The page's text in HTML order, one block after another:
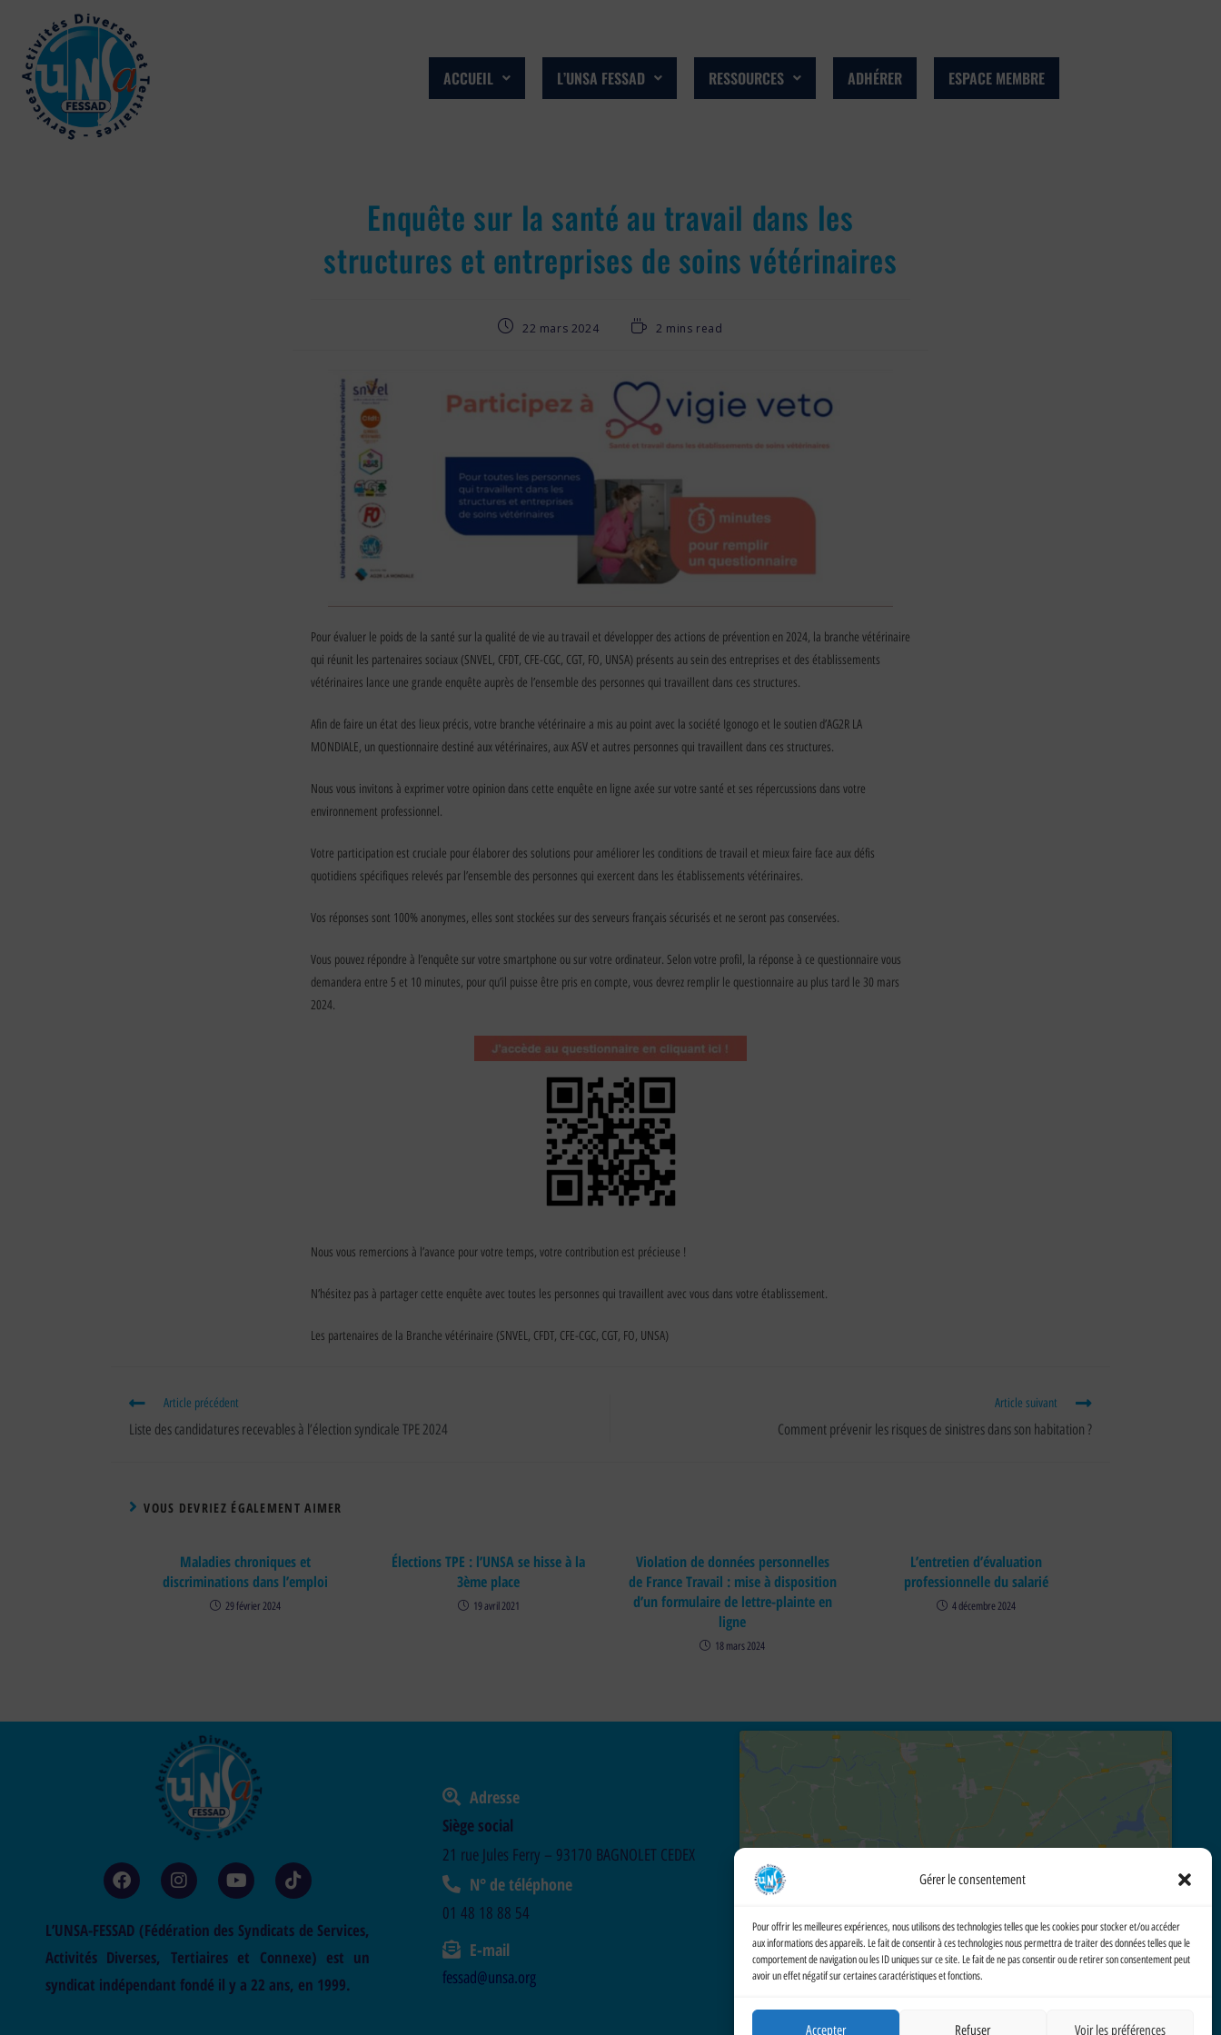
Gérer le consentement
Pour offrir les meilleures expériences, nous utilisons des technologies telles que les cookies pour stocker et/ou accéder
aux informations des appareils. Le fait de consentir à ces technologies nous permettra de traiter des données telles que le
comportement de navigation ou les ID uniques sur ce site. Le fait de ne pas consentir ou de retirer son consentement peut
avoir un effet négatif sur certaines caractéristiques et fonctions.
Accepter Refuser Voir les préférences
ACCUEIL L’UNSA FESSAD RESSOURCES ADHÉRER ESPACE MEMBRE
Enquête sur la santé au travail dans les
structures et entreprises de soins vétérinaires
22 mars 2024 2 mins read
Pour évaluer le poids de la santé sur la qualité de vie au travail et développer des actions de prévention en 2024, la branche vétérinaire
qui réunit les partenaires sociaux (SNVEL, CFDT, CFE-CGC, CGT, FO, UNSA) présents au sein des entreprises et des établissements
vétérinaires lance une grande enquête auprès de l’ensemble des personnes qui travaillent dans ces structures.
Afin de faire un état des lieux précis, votre branche vétérinaire a mis au point avec la société Igonogo et le soutien d’AG2R LA
MONDIALE, un questionnaire destiné aux vétérinaires, aux ASV et autres personnes qui travaillent dans ces structures.
Nous vous invitons à exprimer votre opinion dans cette enquête en ligne axée sur votre santé et ses répercussions dans votre
environnement professionnel.
Votre participation est cruciale pour élaborer des solutions pour améliorer les conditions de travail et mieux faire face aux défis
quotidiens spécifiques relevés par l’ensemble des personnes qui exercent dans les établissements vétérinaires.
Vos réponses sont 100% anonymes, elles sont stockées sur des serveurs français sécurisés et ne seront pas conservées.
Vous pouvez répondre à l’enquête sur votre smartphone ou sur votre ordinateur. Selon votre profil, la réponse à ce questionnaire vous
demandera entre 5 et 10 minutes, pour qu’il puisse être pris en compte, vous devrez remplir le questionnaire au plus tard le 30 mars
2024.
Nous vous remercions à l’avance pour votre temps, votre contribution est précieuse !
N’hésitez pas à partager cette enquête avec toutes les personnes qui travaillent avec vous dans votre établissement.
Les partenaires de la Branche vétérinaire (SNVEL, CFDT, CFE-CGC, CGT, FO, UNSA)
Article précédent
Liste des candidatures recevables à l’élection syndicale TPE 2024
Article suivant
Comment prévenir les risques de sinistres dans son habitation ?
VOUS DEVRIEZ ÉGALEMENT AIMER
Maladies chroniques et
discriminations dans l’emploi
29 février 2024
Élections TPE : l’UNSA se hisse à la
3ème place
19 avril 2021
Violation de données personnelles
de France Travail : mise à disposition
d’un formulaire de lettre-plainte en
ligne
18 mars 2024
L’entretien d’évaluation
professionnelle du salarié
4 décembre 2024
L’UNSA-FESSAD (Fédération des Syndicats de Services,
Activités Diverses, Tertiaires et Connexe) est un
syndicat indépendant fondé il y a 22 ans, en 1999.
Adresse
Siège social
21 rue Jules Ferry – 93170 BAGNOLET CEDEX
N° de téléphone
01 48 18 88 54
E-mail
fessad@unsa.org
Cliquez pour accepter les cookies marketing et activer ce